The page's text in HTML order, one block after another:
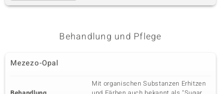
Behandlung und Pflege
Mezezo-Opal
Mit organischen Substanzen Erhitzen